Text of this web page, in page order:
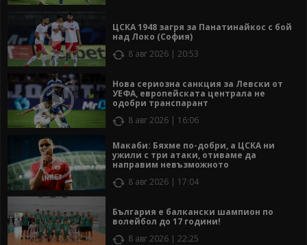
ЦСКА 1948 загря за Панатинайкос с бой
над Локо (София)
8 авг 2026 | 20:53
Нова сериозна санкция за Левски от
УЕФА, европейската централа не
одобри транспарант
8 авг 2026 | 16:06
Макаби: Бяхме по-добри, а ЦСКА ни
ужили с три атаки, отиваме да
направим невъзможното
8 авг 2026 | 17:04
България е балкански шампион по
волейбол до 17 години!
8 авг 2026 | 22:25